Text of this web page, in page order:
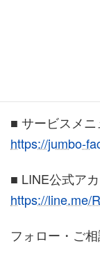
■ サービスメニ
https://jumbo-
■ LINE公式ア
https://line.me/
フォロー・ご